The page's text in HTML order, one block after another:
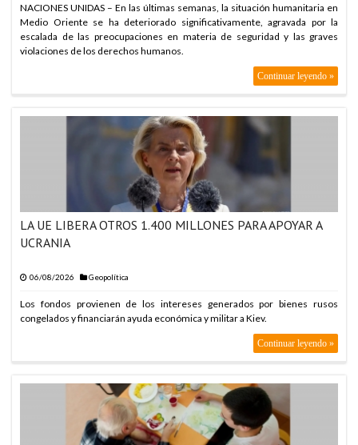
NACIONES UNIDAS – En las últimas semanas, la situación humanitaria en
Medio Oriente se ha deteriorado significativamente, agravada por la
escalada de las preocupaciones en materia de seguridad y las graves
violaciones de los derechos humanos.
Continuar leyendo »
LA UE LIBERA OTROS 1.400 MILLONES PARA APOYAR A
UCRANIA
06/08/2026 Geopolítica
Los fondos provienen de los intereses generados por bienes rusos
congelados y financiarán ayuda económica y militar a Kiev.
Continuar leyendo »